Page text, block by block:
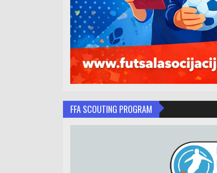
FFA SCOUTING PROGRAM